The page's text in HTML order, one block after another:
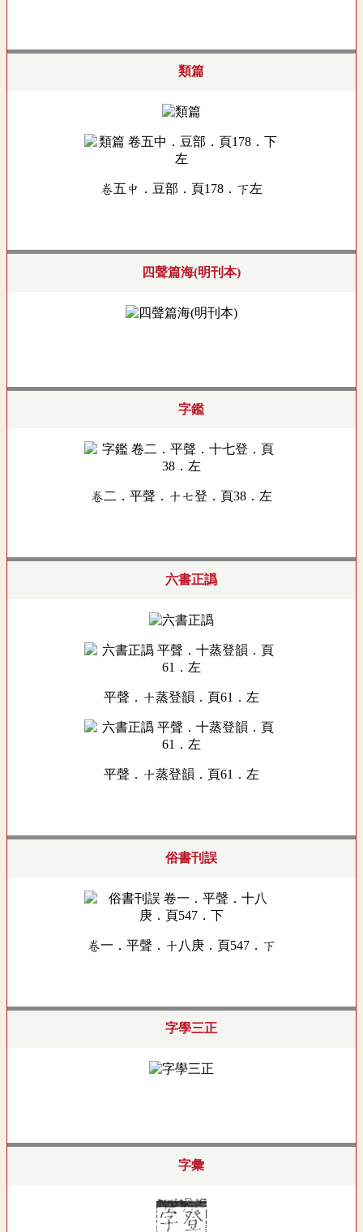
類篇
卷五中．豆部．頁178．下左
四聲篇海(明刊本)
字鑑
卷二．平聲．十七登．頁38．左
六書正譌
平聲．十蒸登韻．頁61．左
平聲．十蒸登韻．頁61．左
俗書刊誤
卷一．平聲．十八庚．頁547．下
字學三正
字彙